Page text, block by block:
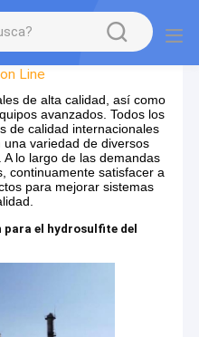
Tour
Line
de alta calidad, así como
avanzados. Todos los
de calidad internacionales
variedad de diversos
lo largo de las demandas
continuamente satisfacer a
para mejorar sistemas
el hydrosulfite del